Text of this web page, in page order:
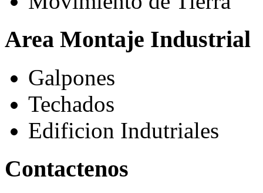
Area Montaje Industrial
Galpones
Techados
Edificion Indutriales
Contactenos